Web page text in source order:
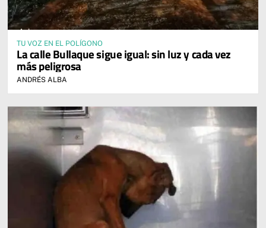
TU VOZ EN EL POLÍGONO
La calle Bullaque sigue igual: sin luz y cada vez
más peligrosa
ANDRÉS ALBA